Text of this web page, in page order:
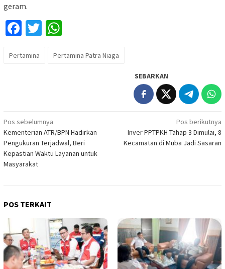
geram.
Facebook
Twitter
Pertamina Pertamina Patra Niaga
SEBARKAN
Navigasi
pos
Pos sebelumnya
Kementerian ATR/BPN Hadirkan
Pengukuran Terjadwal, Beri
Kepastian Waktu Layanan untuk
Masyarakat
Pos berikutnya
Inver PPTPKH Tahap 3 Dimulai, 8
Kecamatan di Muba Jadi Sasaran
POS TERKAIT